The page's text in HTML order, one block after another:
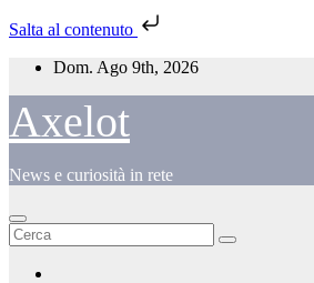
Salta al contenuto
Salta
contenuto
Dom. Ago 9th, 2026
Axelot
News e curiosità in rete